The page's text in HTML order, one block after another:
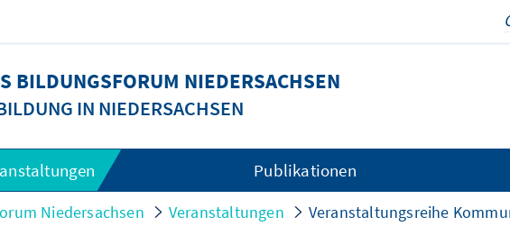
BILDUNGSFORUM NIEDERSACHSEN
IN NIEDERSACHSEN
Publikationen
Niedersachsen Veranstaltungen Veranstaltungsreihe